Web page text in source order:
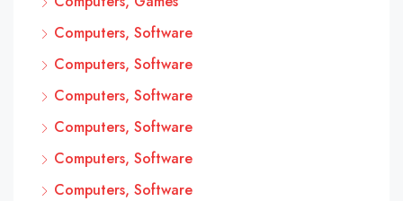
Computers, Software
Computers, Software
Computers, Software
Computers, Software
Computers, Software
Computers, Software